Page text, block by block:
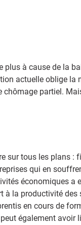
à cause de la
actuelle oblige la
partiel.
tous les plans :
qui en
économiques
à la productivité
en cours de
également avoir